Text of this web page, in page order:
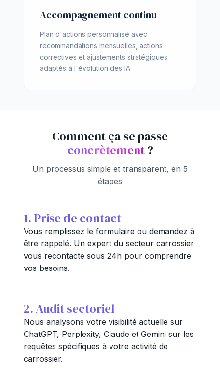
Accompagnement continu
Plan d'actions personnalisé avec
recommandations mensuelles, actions
correctives et ajustements stratégiques
adaptés à l'évolution des IA.
Comment ça se passe
concrètement?
Un processus simple et transparent, en 5
étapes
1. Prise de contact
Vous remplissez le formulaire ou demandez à
être rappelé. Un expert du secteur carrossier
vous recontacte sous 24h pour comprendre
vos besoins.
2. Audit sectoriel
Nous analysons votre visibilité actuelle sur
ChatGPT, Perplexity, Claude et Gemini sur les
requêtes spécifiques à votre activité de
carrossier.